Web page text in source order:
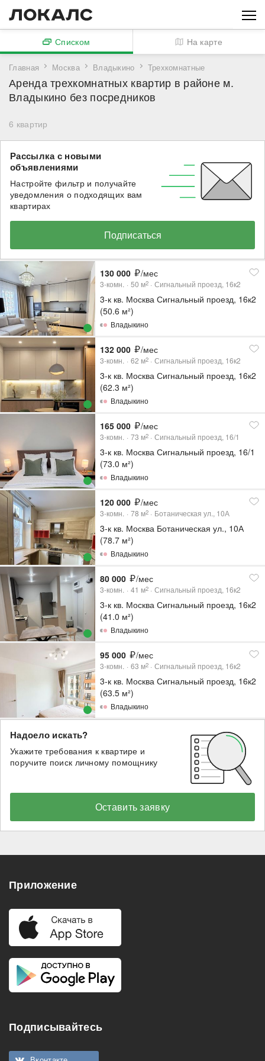
Главная Москва Владыкино Трехкомнатные
Аренда трехкомнатных квартир в районе м.
Владыкино без посредников
6 квартир
Списком На карте
Рассылка с новыми
объявлениями
Настройте фильтр и получайте
уведомления о подходящих вам
квартирах
Подписаться
130 000 /мес
3-комн. 50 м2 Сигнальный проезд, 16к2
3-к кв. Москва Сигнальный проезд, 16к2
(50.6 м²)
Владыкино
132 000 /мес
3-комн. 62 м2 Сигнальный проезд, 16к2
3-к кв. Москва Сигнальный проезд, 16к2
(62.3 м²)
Владыкино
165 000 /мес
3-комн. 73 м2 Сигнальный проезд, 16/1
3-к кв. Москва Сигнальный проезд, 16/1
(73.0 м²)
Владыкино
120 000 /мес
3-комн. 78 м2 Ботаническая ул., 10А
3-к кв. Москва Ботаническая ул., 10А
(78.7 м²)
Владыкино
80 000 /мес
3-комн. 41 м2 Сигнальный проезд, 16к2
3-к кв. Москва Сигнальный проезд, 16к2
(41.0 м²)
Владыкино
95 000 /мес
3-комн. 63 м2 Сигнальный проезд, 16к2
3-к кв. Москва Сигнальный проезд, 16к2
(63.5 м²)
Владыкино
Надоело искать?
Укажите требования к квартире и
поручите поиск личному помощнику
Оставить заявку
Приложение
Подписывайтесь